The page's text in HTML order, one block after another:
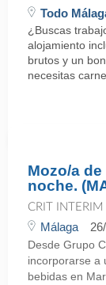
Todo
¿Buscas
alojamiento
brutos y un
necesitas
Mozo/a
noche.
CRIT INTERIM
Málaga
Desde Grupo
incorporarse a
bebidas en